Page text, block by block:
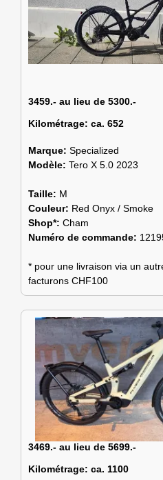
3459.- au lieu de 5300.-
Kilométrage: ca. 652
Marque: Specialized
Modèle: Tero X 5.0 2023
Taille: M
Couleur: Red Onyx / Smoke
Shop*: Cham
Numéro de commande:
* pour une livraison via un
facturons CHF100
3469.- au lieu de 5699.-
Kilométrage: ca. 1100